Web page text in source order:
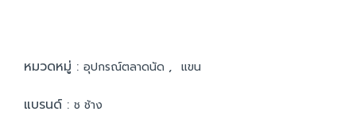
หมวดหมู่ : อุปกรณ์ตลาดนัด , แขน
แบรนด์ : ช ช้าง